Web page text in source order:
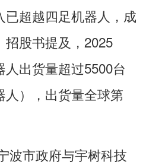
超越四足机器人，成
招股书提及，2025
出货量超过5500台
人），出货量全球第
市政府与宇树科技